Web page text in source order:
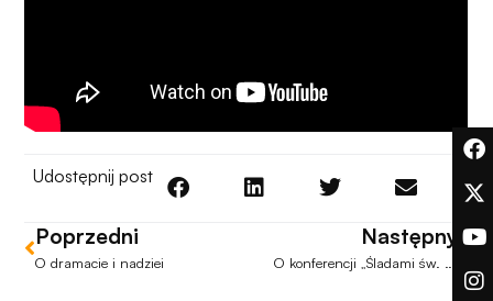
Udostępnij post
Poprzedni
O dramacie i nadziei
Następny
zobaczenie